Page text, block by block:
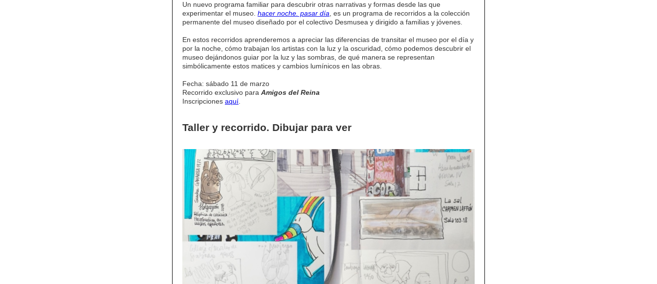
Un nuevo programa familiar para descubrir otras narrativas y formas desde las que
experimentar el museo. hacer noche. pasar día, es un programa de recorridos a la colección
permanente del museo diseñado por el colectivo Desmusea y dirigido a familias y jóvenes.
En estos recorridos aprenderemos a apreciar las diferencias de transitar el museo por el día y
por la noche, cómo trabajan los artistas con la luz y la oscuridad, cómo podemos descubrir el
museo dejándonos guiar por la luz y las sombras, de qué manera se representan
simbólicamente estos matices y cambios lumínicos en las obras.
Fecha: sábado 11 de marzo
Recorrido exclusivo para Amigos del Reina
Inscripciones aquí.
Taller y recorrido. Dibujar para ver